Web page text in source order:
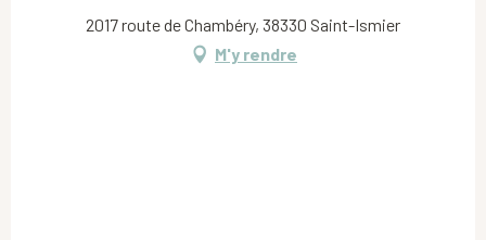
2017 route de Chambéry, 38330 Saint-Ismier
M'y rendre